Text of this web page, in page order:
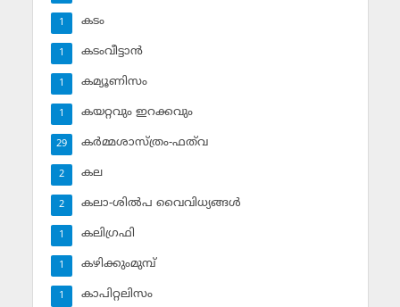
കടം
1
കടംവീട്ടാന്‍
1
കമ്യൂണിസം
1
കയറ്റവും ഇറക്കവും
1
കര്‍മ്മശാസ്ത്രം-ഫത്‌വ
29
കല
2
കലാ-ശില്‍പ വൈവിധ്യങ്ങള്‍
2
കലിഗ്രഫി
1
കഴിക്കുംമുമ്പ്
1
കാപിറ്റലിസം
1